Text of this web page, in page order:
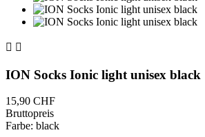
 
ION Socks Ionic light unisex black
15,90 CHF
Bruttopreis
Farbe: black